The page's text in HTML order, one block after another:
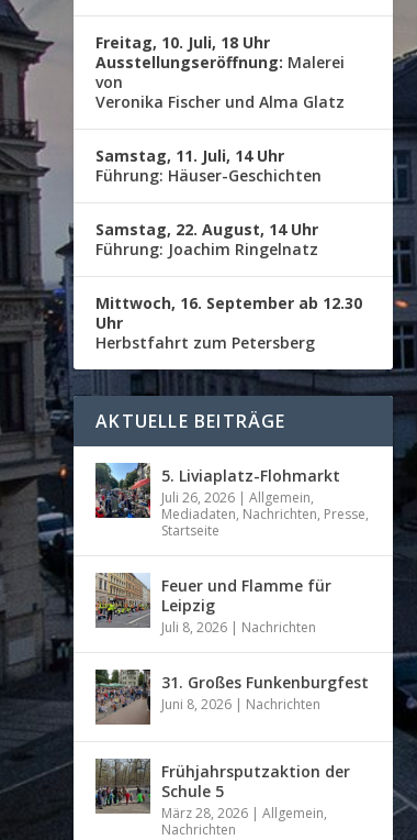
Freitag, 10. Juli, 18 Uhr
Ausstellungseröffnung: Malerei
von
Veronika Fischer und Alma Glatz
Samstag, 11. Juli, 14 Uhr
Führung: Häuser-Geschichten
Samstag, 22. August, 14 Uhr
Führung: Joachim Ringelnatz
Mittwoch, 16. September ab 12.30
Uhr
Herbstfahrt zum Petersberg
AKTUELLE BEITRÄGE
5. Liviaplatz-Flohmarkt
Juli 26, 2026 |Allgemein,
Mediadaten, Nachrichten, Presse,
Startseite
Feuer und Flamme für
Leipzig
Juli 8, 2026 | Nachrichten
31. Großes Funkenburgfest
Juni 8, 2026 | Nachrichten
Frühjahrsputzaktion der
Schule 5
März 28, 2026 |Allgemein,
Nachrichten